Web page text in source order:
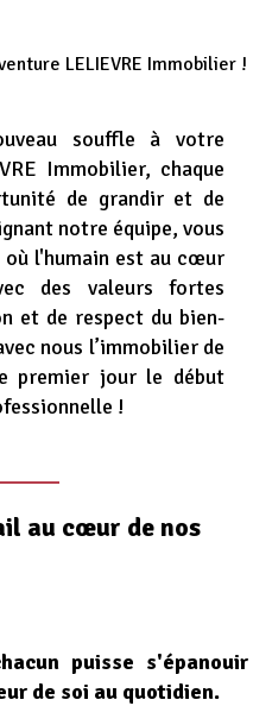
LELIEVRE Immobilier !
souffle à votre
Immobilier, chaque
de grandir et de
notre équipe, vous
l'humain est au cœur
des valeurs fortes
et de respect du bien-
nous l’immobilier de
premier jour le début
!
au cœur de nos
puisse s'épanouir
de soi au quotidien.